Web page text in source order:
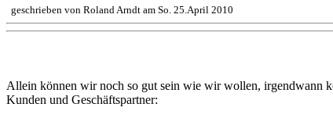
geschrieben von Roland Arndt am So. 25.April 2010
Allein können wir noch so gut sein wie wir wollen, irgendwann
Kunden und Geschäftspartner: